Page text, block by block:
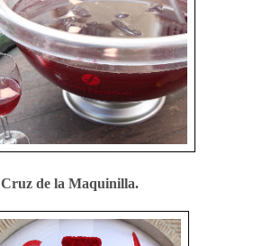
Cruz de la Maquinilla.